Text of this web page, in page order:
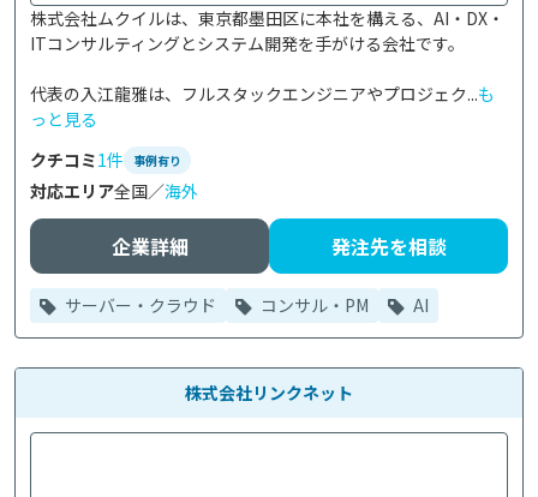
株式会社ムクイルは、東京都墨田区に本社を構える、AI・DX・
ITコンサルティングとシステム開発を手がける会社です。
代表の入江龍雅は、フルスタックエンジニアやプロジェク...も
っと見る
クチコミ1件 事例有り
対応エリア全国／海外
企業詳細 発注先を相談
サーバー・クラウド コンサル・PM AI
株式会社リンクネット